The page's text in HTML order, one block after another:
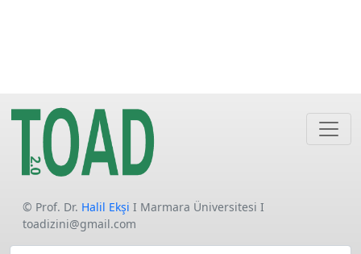
© Prof. Dr. Halil Ekşi I Marmara Üniversitesi I
toadizini@gmail.com